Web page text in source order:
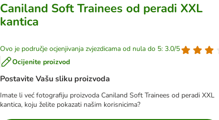
Caniland Soft Trainees od peradi XXL
kantica
Ovo je područje ocjenjivanja zvjezdicama od nula do 5: 3.0/5
Ocijenite proizvod
Postavite Vašu sliku proizvoda
Imate li već fotografiju proizvoda Caniland Soft Trainees od peradi XXL
kantica, koju želite pokazati našim korisnicima?